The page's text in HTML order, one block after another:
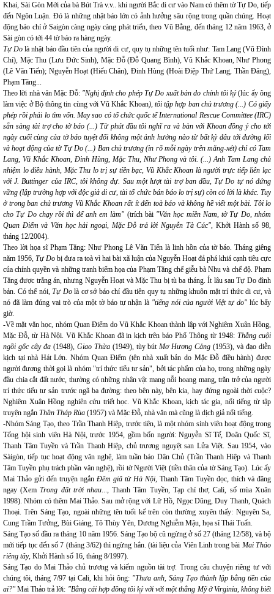
Khai, Sài Gòn Mới của bà Bút Trà v.v.. khi người Bắc di cư vào Nam có thêm tờ Tự Do, tiếp
đến Ngôn Luận. Đó là những nhật báo lớn có ảnh hưởng sâu rộng trong quần chúng. Hoạt
động báo chí ở Saigòn càng ngày càng phát triển, theo Vũ Bằng, đến tháng 12 năm 1963, ở
Sài gòn có tới 44 tờ báo ra hàng ngày.
Tự Do là nhật báo đầu tiên của người di cư, quy tụ những tên tuổi như: Tam Lang (Vũ Đình
Chí), Mặc Thu (Lưu Đức Sinh), Mặc Đỗ (Đỗ Quang Bình), Vũ Khắc Khoan, Như Phong
(Lê Văn Tiến); Nguyễn Hoạt (Hiếu Chân), Đinh Hùng (Hoài Điệp Thứ Lang, Thần Đăng),
Phạm Tăng...
Theo lời nhà văn Mặc Đỗ:"Nghị định cho phép Tự Do xuất bản do chính tôi ký(lúc ấy ông
làm việc ở Bộ thông tin cùng với Vũ Khắc Khoan), tôi tập hợp ban chủ trương (...) Có giấy
phép rồi phải lo tìm vốn. May sao có tổ chức quốc tế International Rescue Committee (IRC)
sẵn sàng tài trợ cho tờ báo (...) Từ phút đầu tôi nghĩ ra và bàn với Khoan đồng ý cho tới
ngày cuối cùng của tờ báo tuyệt đối không một ảnh hưởng nào từ bất kỳ đâu tới đường lối
và hoạt động của tờ Tự Do (...) Ban chủ trương (in rõ mỗi ngày trên măng-xét) chỉ có Tam
Lang, Vũ Khắc Khoan, Đinh Hùng, Mặc Thu, Như Phong và tôi. (...) Anh Tam Lang chủ
nhiệm lo điều hành, Mặc Thu lo trị sự tiền bạc, Vũ Khắc Khoan là người trực tiếp liên lạc
với J. Buttinger của IRC, tôi không dự. Sau một lượt tài trợ ban đầu, Tự Do tự nó đứng
vững (lập trường hợp với độc giả di cư, tài tổ chức bán báo lo trị sự) còn có lời là khác. Tuy
ở trong ban chủ trương Vũ Khắc Khoan rất ít đến toà báo và không hề viết một bài. Tôi lo
cho Tự Do chạy rồi thì để anh em làm" (trích bài "Văn học miền Nam, tờ Tự Do, nhóm
Quan Điểm và Văn học hải ngoại, Mặc Đỗ trả lời Nguyễn Tà Cúc", Khởi Hành số 98,
tháng 12/2004).
Theo lời họa sĩ Phạm Tăng: Như Phong Lê Văn Tiến là linh hồn của tờ báo. Tháng giêng
năm 1956, Tự Do bị đưa ra toà vì hai bài xã luận của Nguyễn Hoạt đả phá khiá cạnh tiêu cực
của chính quyền và những tranh biếm họa của Phạm Tăng chế giễu bà Nhu và chế độ. Phạm
Tăng được trắng án, nhưng Nguyễn Hoạt và Mặc Thu bị tù ba tháng. Ít lâu sau Tự Do đình
bản. Có thể nói, Tự Dolà cơ sở báo chí đầu tiên quy tụ những khuôn mặt trí thức di cư, và
nó đã làm đúng vai trò của một tờ báo tự nhận là "tiếng nói của người Việt tự do"lúc bấy
giờ.
-Về mặt văn học, nhóm Quan Điểm do Vũ Khắc Khoan thành lập với Nghiêm Xuân Hồng,
Mặc Đỗ, từ Hà Nội. Vũ Khắc Khoan đã in kịch trên báo Phổ Thông từ 1948:Thằng cuội
ngồi gốc cây đa(1948), Giao Thừa(1949), tùy bútMơ Hương Cảng(1953), và đạo diễn
kịch tại nhà Hát Lớn. Nhóm Quan Điểm (tên nhà xuất bản do Mặc Đỗ điều hành) được
người đương thời gọi là nhóm "trí thức tiểu tư sản", bởi tác phẩm của họ, trong những ngày
đầu chia cắt đất nước, thường có những nhân vật mang nỗi hoang mang, trăn trở của người
trí thức tiểu tư sản trước ngã ba đường: theo bên này, bên kia, hay đứng ngoài thời cuộc?
Nghiêm Xuân Hồng nghiên cứu triết học. Vũ Khắc Khoan, kịch tác gia, nổi tiếng từ tập
truyện ngắn Thần Tháp Rùa (1957) và Mặc Đỗ, nhà văn mà cũng là dịch giả nổi tiếng.
-Nhóm Sáng Tạo, theo Trần Thanh Hiệp, trước tiên, là một nhóm sinh viên hoạt động trong
Tổng hội sinh viên Hà Nội, trước 1954, gồm bốn người: Nguyễn Sĩ Tế, Doãn Quốc Sĩ,
Thanh Tâm Tuyền và Trần Thanh Hiệp, chủ trương nguyệt san Lửa Việt. Sau 1954, vào
Sàigòn, tiếp tục hoạt động văn nghệ, làm tuần báo Dân Chủ (Trần Thanh Hiệp và Thanh
Tâm Tuyền phụ trách phần văn nghệ), rồi tờ Người Việt (tiền thân của tờ Sáng Tạo). Lúc ấy
Mai Thảo gửi đến truyện ngắn Đêm giã từ Hà Nội, Thanh Tâm Tuyền đọc, thích và đăng
ngay (XemTrong đất trời nhau..., Thanh Tâm Tuyền, Tạp chí thơ, Cali, số mùa Xuân
1998). Nhóm có thêm Mai Thảo. Sau mở rộng với Lữ Hồ, Ngọc Dũng, Duy Thanh, Quách
Thoại. Trên Sáng Tạo, ngoài những tên tuổi kể trên còn thường xuyên thấy: Nguyên Sa,
Cung Trầm Tưởng, Bùi Giáng, Tô Thùy Yên, Dương Nghiễm Mậu, họa sĩ Thái Tuấn.
Sáng Tạo số đầu ra tháng 10 năm 1956. Sáng Tạo bộ cũ ngừng ở số 27 (tháng 12/58), và bộ
mới tiếp tục đến số 7 (tháng 3/62) thì ngừng hẳn. (tài liệu của Viên Linh trong bài Mai Thảo
riêng tây, Khởi Hành số 16, tháng 8/1997).
Sáng Tạo do Mai Thảo chủ trương và kiếm nguồn tài trợ. Trong câu chuyện riêng tư với
chúng tôi, tháng 7/97 tại Cali, khi hỏi ông: "Thưa anh, Sáng Tạo thành lập bằng tiền của
ai?" Mai Thảo trả lời: "Bằng cái hợp đồng tôi ký với với một thằng Mỹ ở Virginia, không biết